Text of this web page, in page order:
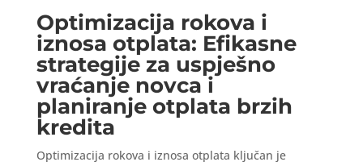
Optimizacija rokova i
iznosa otplata: Efikasne
strategije za uspješno
vraćanje novca i
planiranje otplata brzih
kredita
Optimizacija rokova i iznosa otplata ključan je